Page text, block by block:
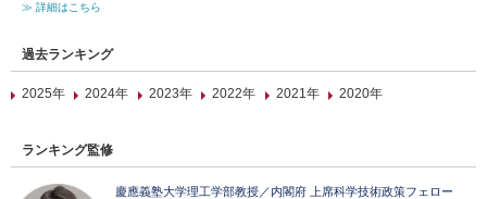
≫ 詳細はこちら
過去ランキング
2025年 2024年 2023年 2022年 2021年 2020年
ランキング監修
慶應義塾大学理工学部教授／内閣府 上席科学技術政策フェロー